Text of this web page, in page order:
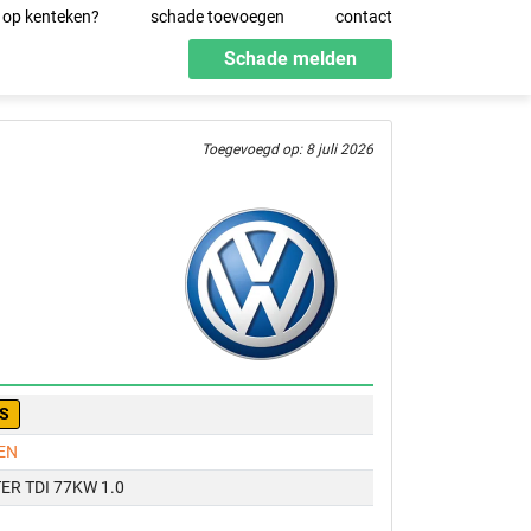
kenteken? schade toevoegen contact
Schade melden
Toegevoegd op: 8 juli 2026
TDI 77KW 1.0